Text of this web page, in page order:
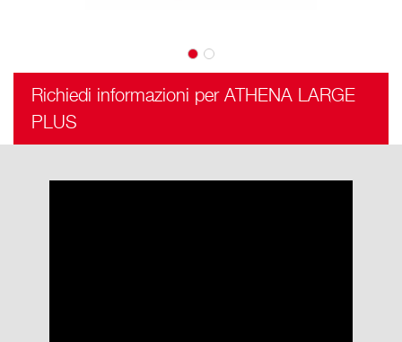
Richiedi informazioni per ATHENA LARGE
PLUS